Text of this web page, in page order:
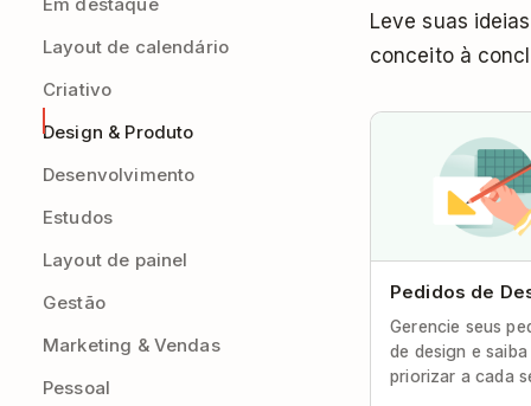
Layout de calendário
Criativo
Design & Produto
Desenvolvimento
Estudos
Layout de painel
Gestão
Marketing & Vendas
Pessoal
Leve suas
conceito à
Pedidos de
Gerencie seus
de design e
priorizar a cada